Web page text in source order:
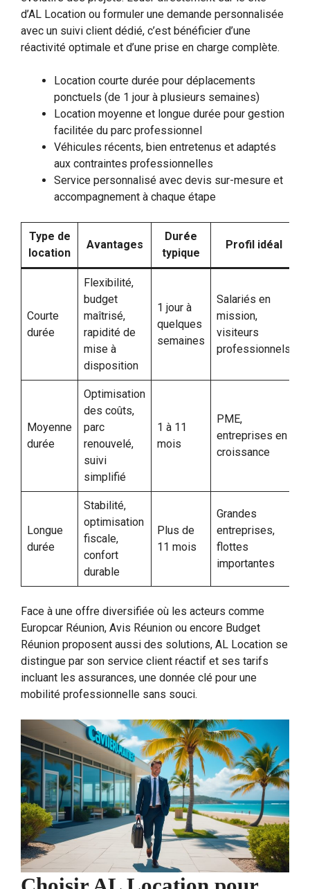
d’AL Location ou formuler une demande personnalisée
avec un suivi client dédié, c’est bénéficier d’une
réactivité optimale et d’une prise en charge complète.
Location courte durée pour déplacements
ponctuels (de 1 jour à plusieurs semaines)
Location moyenne et longue durée pour gestion
facilitée du parc professionnel
Véhicules récents, bien entretenus et adaptés
aux contraintes professionnelles
Service personnalisé avec devis sur-mesure et
accompagnement à chaque étape
Type de
location
Avantages
Durée
typique
Profil idéal
Courte
durée
Flexibilité,
budget
maîtrisé,
rapidité de
mise à
disposition
1 jour à
quelques
semaines
Salariés en
mission,
visiteurs
professionnels
Moyenne
durée
Optimisation
des coûts,
parc
renouvelé,
suivi
simplifié
1 à 11
mois
PME,
entreprises en
croissance
Longue
durée
Stabilité,
optimisation
fiscale,
confort
durable
Plus de
11 mois
Grandes
entreprises,
flottes
importantes
Face à une offre diversifiée où les acteurs comme
Europcar Réunion, Avis Réunion ou encore Budget
Réunion proposent aussi des solutions, AL Location se
distingue par son service client réactif et ses tarifs
incluant les assurances, une donnée clé pour une
mobilité professionnelle sans souci.